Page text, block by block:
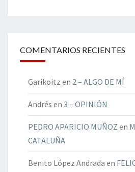
COMENTARIOS RECIENTES
Garikoitz en 2 – ALGO DE MÍ
Andrés en 3 – OPINIÓN
PEDRO APARICIO MUÑOZ en
CATALUÑA
Benito López Andrada en